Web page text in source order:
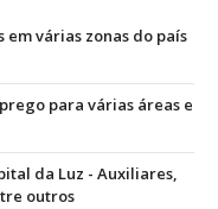
várias zonas do país
para várias áreas e
da Luz - Auxiliares,
outros